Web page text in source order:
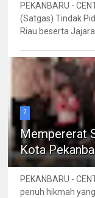
PEKANBARU -
(Satgas) Tindak
Riau beserta
2
Mempererat
Kota
PEKANBARU -
penuh hikmah